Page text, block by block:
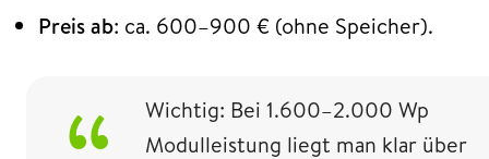
Preis ab: ca. 600–900 € (ohne Speicher).
Wichtig: Bei 1.600–2.000 Wp
Modulleistung liegt man klar über